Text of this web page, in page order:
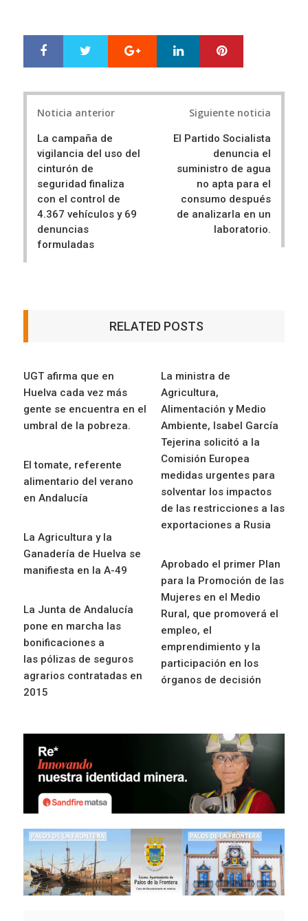
r
e
e
Google+ LinkedIn
Noticia anterior
La campaña de
vigilancia del uso del
cinturón de
seguridad finaliza
con el control de
4.367 vehículos y 69
denuncias
formuladas
Siguiente noticia
El Partido Socialista
denuncia el
suministro de agua
no apta para el
consumo después
de analizarla en un
laboratorio.
RELATED POSTS
UGT afirma que en
Huelva cada vez más
gente se encuentra en el
umbral de la pobreza.
La ministra de
Agricultura,
Alimentación y Medio
Ambiente, Isabel García
Tejerina solicitó a la
Comisión Europea
medidas urgentes para
solventar los impactos
de las restricciones a las
exportaciones a Rusia
El tomate, referente
alimentario del verano
en Andalucía
La Agricultura y la
Ganadería de Huelva se
manifiesta en la A-49
Aprobado el primer Plan
para la Promoción de las
Mujeres en el Medio
Rural, que promoverá el
empleo, el
emprendimiento y la
participación en los
órganos de decisión
La Junta de Andalucía
pone en marcha las
bonificaciones a
las pólizas de seguros
agrarios contratadas en
2015